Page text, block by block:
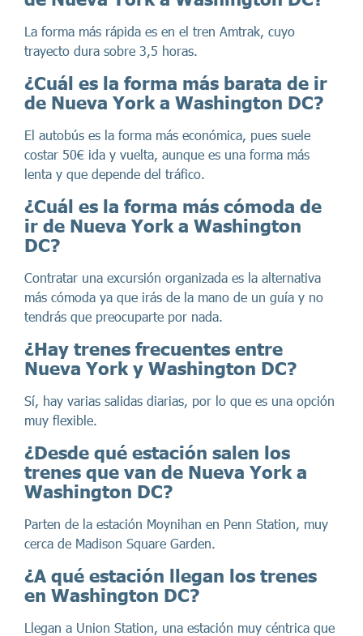
La forma más rápida es en el tren Amtrak, cuyo
trayecto dura sobre 3,5 horas.
¿Cuál es la forma más barata de ir
de Nueva York a Washington DC?
El autobús es la forma más económica, pues suele
costar 50€ ida y vuelta, aunque es una forma más
lenta y que depende del tráfico.
¿Cuál es la forma más cómoda de
ir de Nueva York a Washington
DC?
Contratar una excursión organizada es la alternativa
más cómoda ya que irás de la mano de un guía y no
tendrás que preocuparte por nada.
¿Hay trenes frecuentes entre
Nueva York y Washington DC?
Sí, hay varias salidas diarias, por lo que es una opción
muy flexible.
¿Desde qué estación salen los
trenes que van de Nueva York a
Washington DC?
Parten de la estación Moynihan en Penn Station, muy
cerca de Madison Square Garden.
¿A qué estación llegan los trenes
en Washington DC?
Llegan a Union Station, una estación muy céntrica que